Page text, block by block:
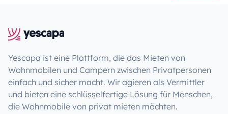
Yescapa ist eine Plattform, die das Mieten von
Wohnmobilen und Campern zwischen Privatpersonen
einfach und sicher macht. Wir agieren als Vermittler
und bieten eine schlüsselfertige Lösung für Menschen,
die Wohnmobile von privat mieten möchten.